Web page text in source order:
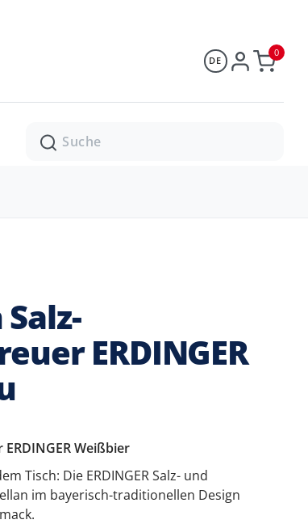
DE
0
Suche
ERDINGER
Weißbier
Tisch: Die ERDINGER Salz- und
im bayerisch-traditionellen Design